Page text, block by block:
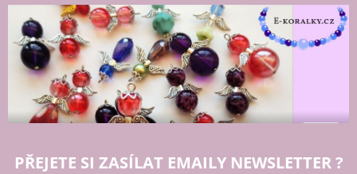
PŘEJETE SI ZASÍLAT EMAILY NEWSLETTER ?